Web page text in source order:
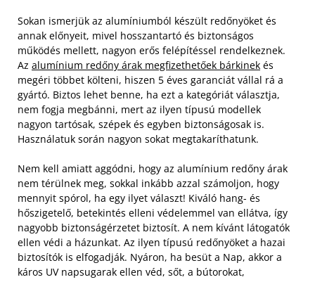
Sokan ismerjük az alumíniumból készült redőnyöket és
annak előnyeit, mivel hosszantartó és biztonságos
működés mellett, nagyon erős felépítéssel rendelkeznek.
Az alumínium redőny árak megfizethetőek bárkinek és
megéri többet költeni, hiszen 5 éves garanciát vállal rá a
gyártó. Biztos lehet benne, ha ezt a kategóriát választja,
nem fogja megbánni, mert az ilyen típusú modellek
nagyon tartósak, szépek és egyben biztonságosak is.
Használatuk során nagyon sokat megtakaríthatunk.
Nem kell amiatt aggódni, hogy az alumínium redőny árak
nem térülnek meg, sokkal inkább azzal számoljon, hogy
mennyit spórol, ha egy ilyet választ! Kiváló hang- és
hőszigetelő, betekintés elleni védelemmel van ellátva, így
nagyobb biztonságérzetet biztosít. A nem kívánt látogatók
ellen védi a házunkat. Az ilyen típusú redőnyöket a hazai
biztosítók is elfogadják. Nyáron, ha besüt a Nap, akkor a
káros UV napsugarak ellen véd, sőt, a bútorokat,